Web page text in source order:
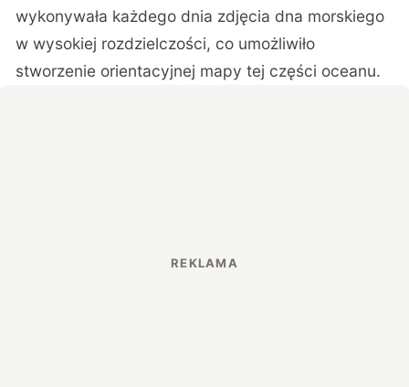
wykonywała każdego dnia zdjęcia dna morskiego
w wysokiej rozdzielczości, co umożliwiło
stworzenie orientacyjnej mapy tej części oceanu.